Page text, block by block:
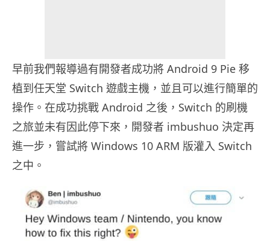
早前我們報導過有開發者成功將 Android 9 Pie 移
植到任天堂 Switch 遊戲主機，並且可以進行簡單的
操作。在成功挑戰 Android 之後，Switch 的刷機
之旅並未有因此停下來，開發者 imbushuo 決定再
進一步，嘗試將 Windows 10 ARM 版灌入 Switch
之中。